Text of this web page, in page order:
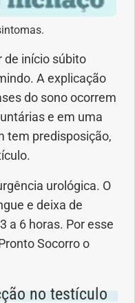
de início súbito
A explicação
do sono ocorrem
e em uma
tem predisposição,
urológica. O
e deixa de
a 6 horas. Por esse
Socorro o
no testículo